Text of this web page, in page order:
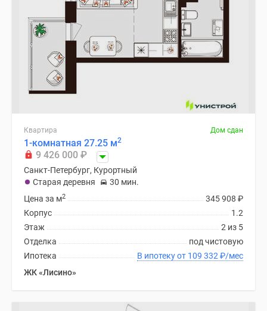
Квартира Дом сдан
1-комнатная 27.25 м2
9 426 000 ₽
Санкт-Петербург, Курортный
Старая деревня
30 мин.
345 908 ₽
Цена за м2
1.2
Корпус
2 из 5
Этаж
под чистовую
Отделка
В ипотеку от 109 332 ₽/мес
Ипотека
ЖК «Лисино»